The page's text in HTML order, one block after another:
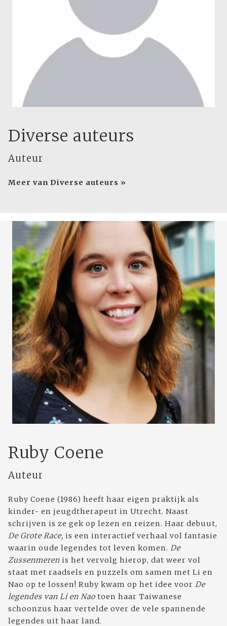
Diverse auteurs
Auteur
Meer van Diverse auteurs »
Ruby Coene
Auteur
Ruby Coene (1986) heeft haar eigen praktijk als
kinder- en jeugdtherapeut in Utrecht. Naast
schrijven is ze gek op lezen en reizen. Haar debuut,
De Grote Race, is een interactief verhaal vol fantasie
waarin oude legendes tot leven komen. De
Zussenmeren is het vervolg hierop, dat weer vol
staat met raadsels en puzzels om samen met Li en
Nao op te lossen! Ruby kwam op het idee voor De
legendes van Li en Nao toen haar Taiwanese
schoonzus haar vertelde over de vele spannende
legendes uit haar land.